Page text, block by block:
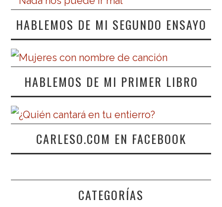
HABLEMOS DE MI SEGUNDO ENSAYO
HABLEMOS DE MI PRIMER LIBRO
CARLESO.COM EN FACEBOOK
CATEGORÍAS